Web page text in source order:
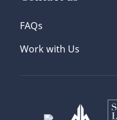
FAQs
Work with Us